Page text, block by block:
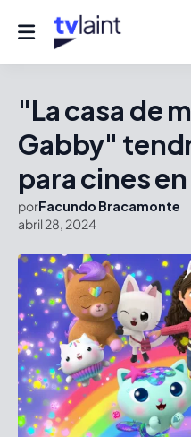
"La casa de
Gabby"
para cines
porFacundo Bracamonte
abril 28, 2024